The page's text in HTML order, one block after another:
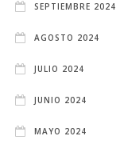
SEPTIEMBRE 2024
AGOSTO 2024
JULIO 2024
JUNIO 2024
MAYO 2024